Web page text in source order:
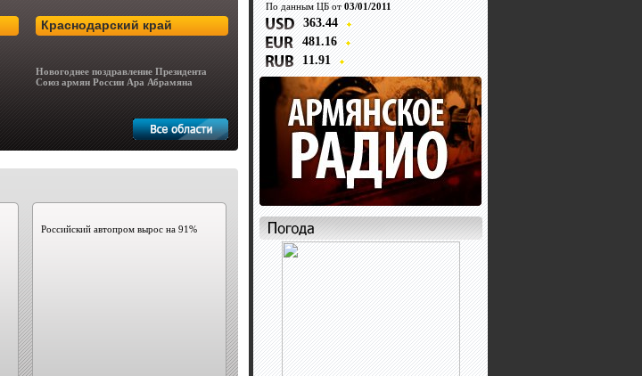
Краснодарский край
Новогоднее поздравление Президента
Союз армян России Ара Абрамяна
Российский автопром вырос на 91%
По данным ЦБ от03/01/2011
363.44
481.16
11.91